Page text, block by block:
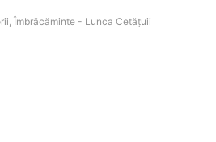
Îmbrăcăminte - Lunca Cetăţuii